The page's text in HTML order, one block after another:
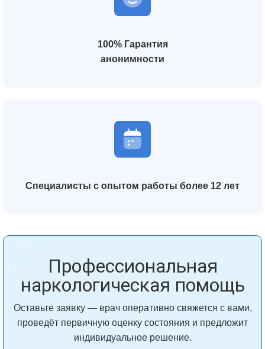
100% Гарантия
анонимности
Специалисты с опытом работы более 12 лет
Профессиональная
наркологическая помощь
Оставьте заявку — врач оперативно свяжется с вами,
проведёт первичную оценку состояния и предложит
индивидуальное решение.